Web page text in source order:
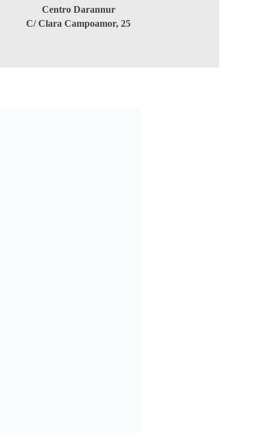
Centro Darannur
C/ Clara Campoamor, 25